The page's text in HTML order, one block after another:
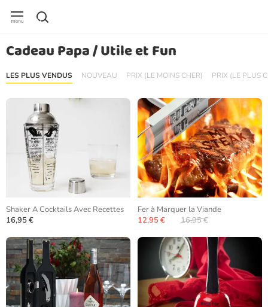
Cadeau Papa / Utile et Fun
LES PLUS VENDUS NOUVEAU PRIX (LE MOINS CHER) PRIX (LE PLUS
Shaker A Cocktails Avec Recettes
16,95 €
Fer à Marquer la Viande
12,95 €
16,95 €